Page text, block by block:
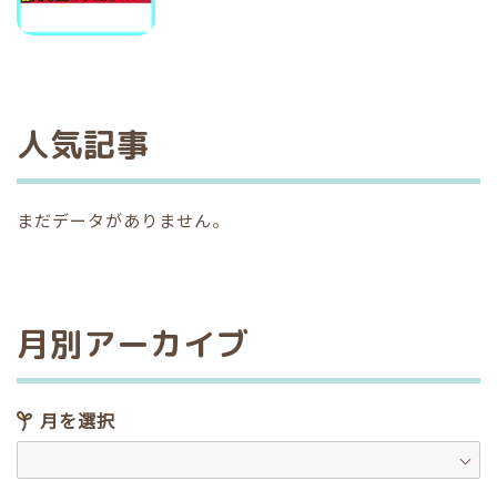
人気記事
まだデータがありません。
月別アーカイブ
月を選択